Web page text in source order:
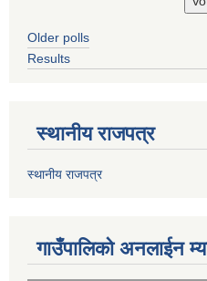
Older polls
Results
स्थानीय राजपत्र
स्थानीय राजपत्र
गाउँपालिको अनलाईन